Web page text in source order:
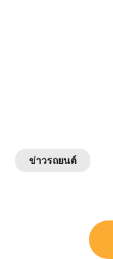
ข่าวรถยนต์